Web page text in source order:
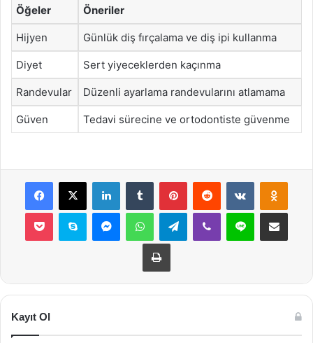
Öğeler Öneriler
Hijyen Günlük diş fırçalama ve diş ipi kullanma
Diyet Sert yiyeceklerden kaçınma
Randevular Düzenli ayarlama randevularını atlamama
Güven Tedavi sürecine ve ortodontiste güvenme
Facebook
X LinkedInTumblr PinterestReddit VKontakte
Pocket Skype MessengerWhatsAppTelegramViber Line E-Posta ile
Yazdır
Kayıt Ol